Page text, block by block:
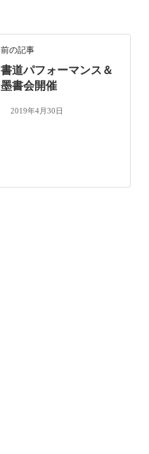
前の記事
書道パフォーマンス＆
墨書会開催
2019年4月30日